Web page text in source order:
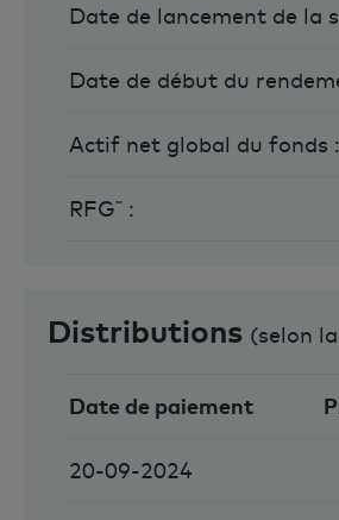
Date de lancement de la
Date de début du
Actif net global du fonds :
RFG˜ :
Distributions (selon
Date de paiement
20-09-2024